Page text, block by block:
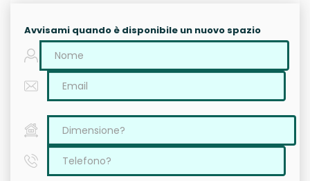
Avvisami quando è disponibile un nuovo spazio